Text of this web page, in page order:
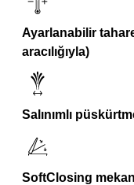
Ayarlanabilir
aracılığıyla)
Salınımlı
SoftClosing